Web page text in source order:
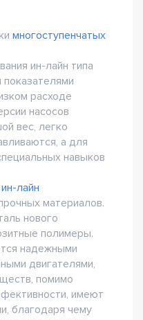
многоступенчатых
ин-лайн типа
расходе
насосов
вес, легко
а для
навыков
лайн
материалов.
нового
полимеры.
надежными
двигателями,
помимо
имеют
благодаря чему